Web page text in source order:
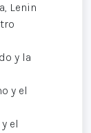
Lenin
y la
y el
el